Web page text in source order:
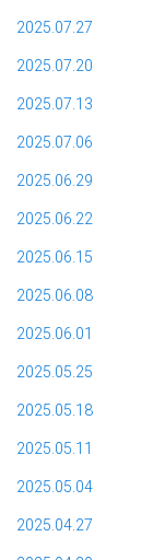
2025.07.27
2025.07.20
2025.07.13
2025.07.06
2025.06.29
2025.06.22
2025.06.15
2025.06.08
2025.06.01
2025.05.25
2025.05.18
2025.05.11
2025.05.04
2025.04.27